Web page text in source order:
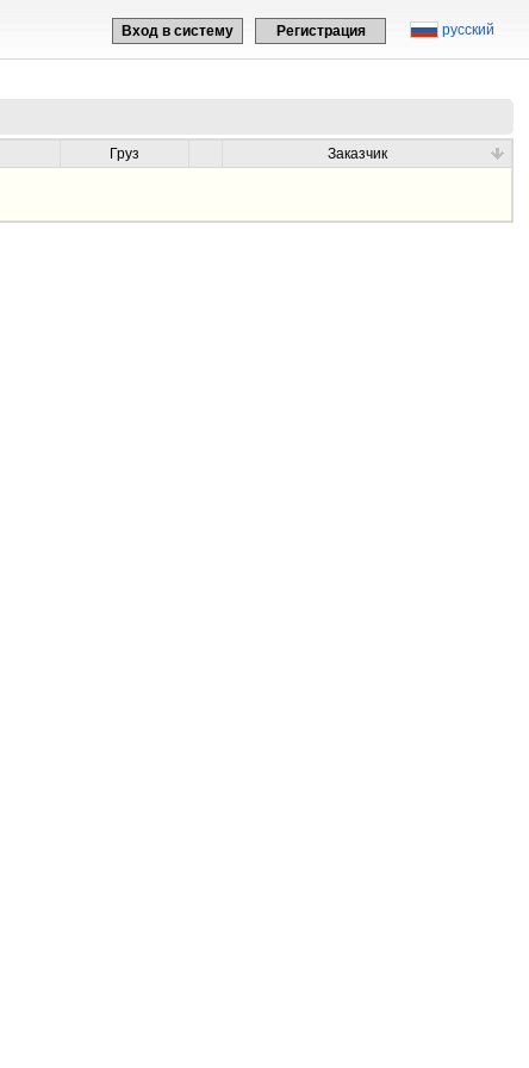
русский
Вход в систему Регистрация
Груз
Заказчик